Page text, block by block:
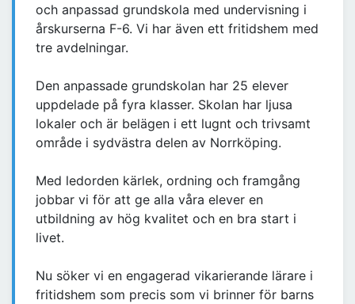
och anpassad grundskola med undervisning i
årskurserna F-6. Vi har även ett fritidshem med
tre avdelningar.
Den anpassade grundskolan har 25 elever
uppdelade på fyra klasser. Skolan har ljusa
lokaler och är belägen i ett lugnt och trivsamt
område i sydvästra delen av Norrköping.
Med ledorden kärlek, ordning och framgång
jobbar vi för att ge alla våra elever en
utbildning av hög kvalitet och en bra start i
livet.
Nu söker vi en engagerad vikarierande lärare i
fritidshem som precis som vi brinner för barns